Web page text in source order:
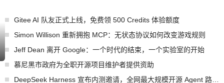
Gitee AI 队友正式上线，免费领 500 Credits 体验额度
Simon Willison 重新拥抱 MCP：无状态协议如何改变游戏规则
Jeff Dean 离开 Google：一个时代的结束，一个实验室的开始
慕尼黑市政府为全职开源项目维护者提供资助